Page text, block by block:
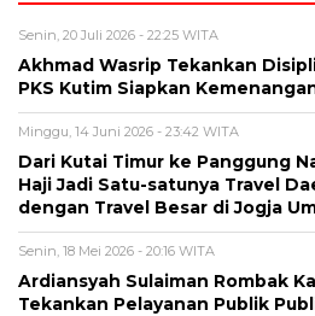
Senin, 20 Juli 2026 - 22:25 WITA
Akhmad Wasrip Tekankan
PKS Kutim Siapkan
Minggu, 14 Juni 2026 - 23:42 WITA
Dari Kutai Timur ke Panggung
Haji Jadi Satu-satunya Travel
dengan Travel Besar di Jogja
Senin, 18 Mei 2026 - 20:16 WITA
Ardiansyah Sulaiman Rombak
Tekankan Pelayanan Publik